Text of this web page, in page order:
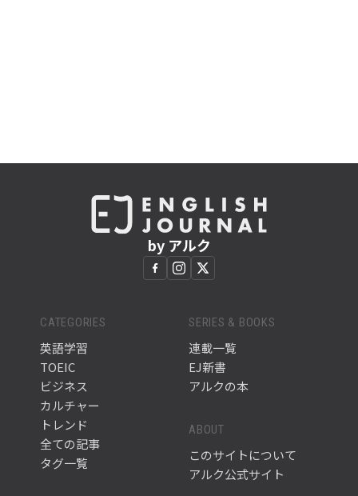
by アルク
CATEGORIES
英語学習
TOEIC
ビジネス
カルチャー
トレンド
全ての記事
タグ一覧
SERIES & BOOKS
連載一覧
EJ新書
アルクの本
ABOUT
このサイトについて
アルク公式サイト